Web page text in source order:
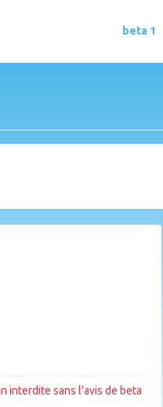
beta 1
interdite sans l’avis de beta